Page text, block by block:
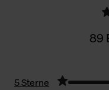
89
5 Sterne